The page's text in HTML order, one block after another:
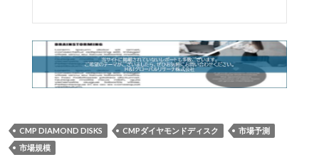
CMP DIAMOND DISKS CMPダイヤモンドディスク
市場予測
市場規模